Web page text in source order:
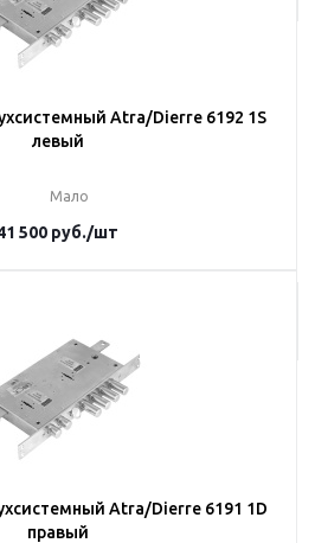
Atra/Dierre 6192 1S
левый
Мало
500 руб./шт
Atra/Dierre 6191 1D
правый